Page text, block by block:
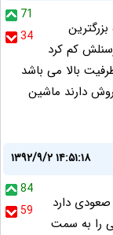
71
34
کم کرد
بالا می باشد
دارند ماشین
۱۳۹۲/۹/۲ ۱۴:۵۱:۱۸
84
59
دارد
را به سمت